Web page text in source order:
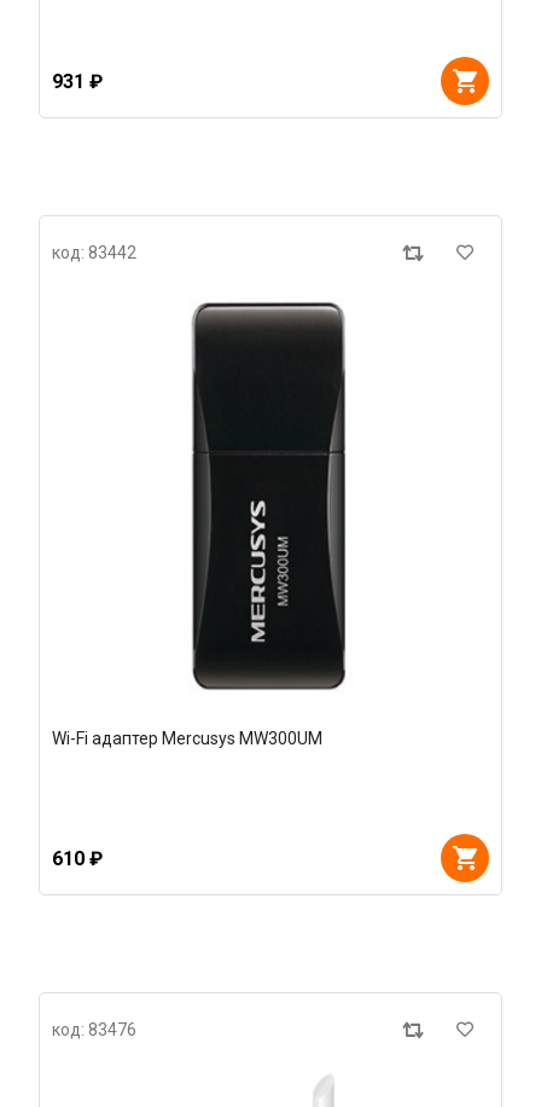
931 ₽
код: 83442
Wi-Fi адаптер Mercusys MW300UM
610 ₽
код: 83476